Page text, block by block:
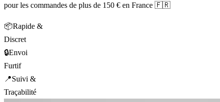
pour les commandes de plus de 150 € en France 🇫🇷
📦Rapide &
Discret
🔒Envoi
Furtif
📍Suivi &
Traçabilité